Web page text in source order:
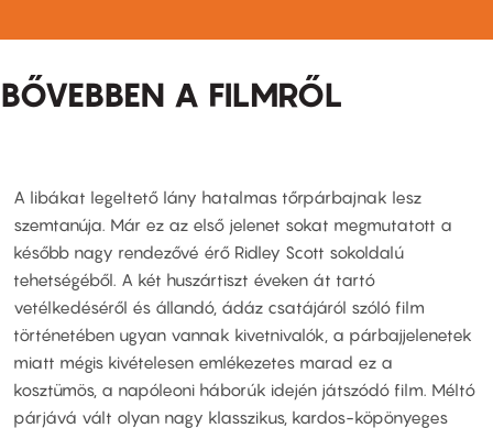
BŐVEBBEN A FILMRŐL
A libákat legeltető lány hatalmas tőrpárbajnak lesz
szemtanúja. Már ez az első jelenet sokat megmutatott a
később nagy rendezővé érő Ridley Scott sokoldalú
tehetségéből. A két huszártiszt éveken át tartó
vetélkedéséről és állandó, ádáz csatájáról szóló film
történetében ugyan vannak kivetnivalók, a párbajjelenetek
miatt mégis kivételesen emlékezetes marad ez a
kosztümös, a napóleoni háborúk idején játszódó film. Méltó
párjává vált olyan nagy klasszikus, kardos-köpönyeges